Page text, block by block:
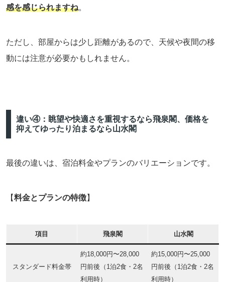
感を感じられますね。
ただし、部屋からは少し距離があるので、天候や夜間の移
動には注意が必要かもしれません。
違い④：眺望や快適さを重視するなら飛泉閣、価格を
抑えてゆったり泊まるなら山水閣
最後の違いは、宿泊料金やプランのバリエーションです。
【料金とプランの特徴】
項目 飛泉閣 山水閣
スタンダード料金帯
約18,000円〜28,000
円前後（1泊2食・2名
利用時）
約15,000円〜25,000
円前後（1泊2食・2名
利用時）